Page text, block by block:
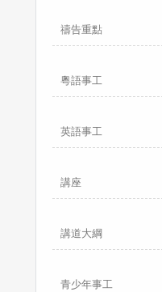
禱告重點
粵語事工
英語事工
講座
講道大綱
青少年事工